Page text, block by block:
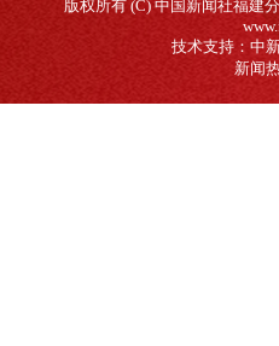
版权所有 (C) 中国新闻社福建
技术支持：中
新闻